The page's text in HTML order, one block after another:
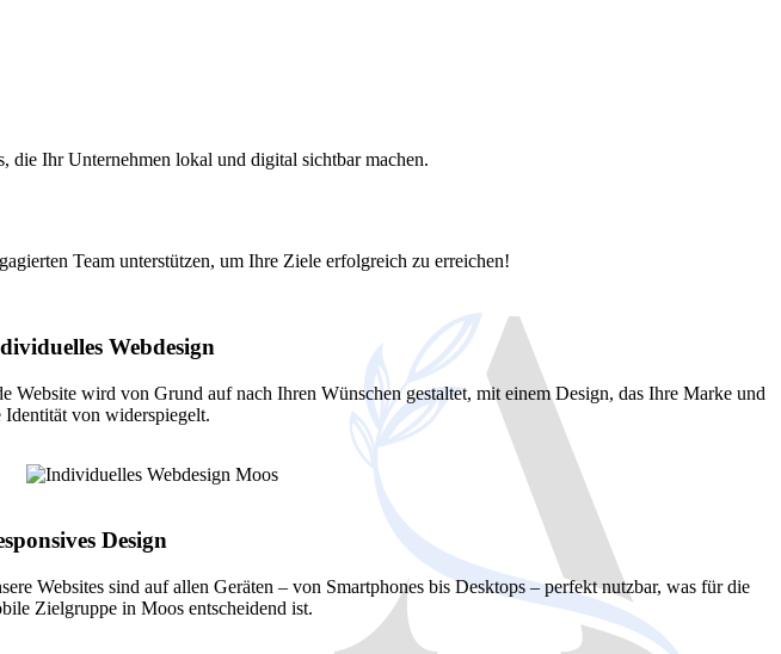
die Ihr Unternehmen lokal und digital sichtbar machen.
Team unterstützen, um Ihre Ziele erfolgreich zu erreichen!
Webdesign
Website wird von Grund auf nach Ihren Wünschen gestaltet, mit einem Design, das Ihre Marke und
Identität von widerspiegelt.
Design
Websites sind auf allen Geräten – von Smartphones bis Desktops – perfekt nutzbar, was für die
Zielgruppe in Moos entscheidend ist.